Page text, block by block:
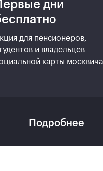
дни
для пенсионеров,
и владельцев
карты москвича
Подробнее